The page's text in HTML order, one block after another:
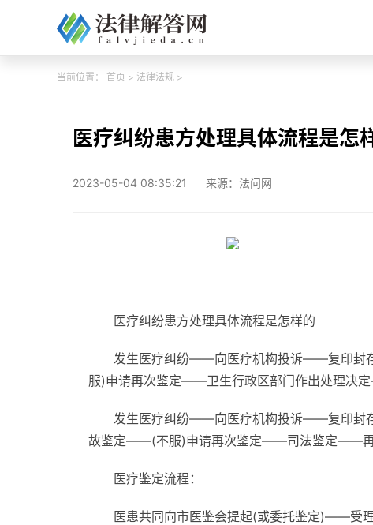
当前位置： 首页 > 法律法规 >
医疗纠纷患方处理具体流程是怎
2023-05-04 08:35:21 来源：法问网
医疗纠纷患方处理具体流程是怎样的
发生医疗纠纷——向医疗机构投诉——复印
服)申请再次鉴定——卫生行政区部门作出处理决
发生医疗纠纷——向医疗机构投诉——复印
故鉴定——(不服)申请再次鉴定——司法鉴定——
医疗鉴定流程：
医患共同向市医鉴会提起(或委托鉴定)——